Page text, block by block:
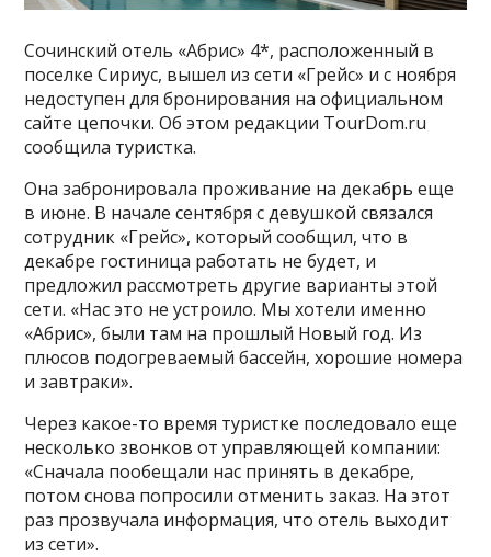
Сочинский отель «Абрис» 4*, расположенный в
поселке Сириус, вышел из сети «Грейс» и с ноября
недоступен для бронирования на официальном
сайте цепочки. Об этом редакции TourDom.ru
сообщила туристка.
Она забронировала проживание на декабрь еще
в июне. В начале сентября с девушкой связался
сотрудник «Грейс», который сообщил, что в
декабре гостиница работать не будет, и
предложил рассмотреть другие варианты этой
сети. «Нас это не устроило. Мы хотели именно
«Абрис», были там на прошлый Новый год. Из
плюсов подогреваемый бассейн, хорошие номера
и завтраки».
Через какое-то время туристке последовало еще
несколько звонков от управляющей компании:
«Сначала пообещали нас принять в декабре,
потом снова попросили отменить заказ. На этот
раз прозвучала информация, что отель выходит
из сети».